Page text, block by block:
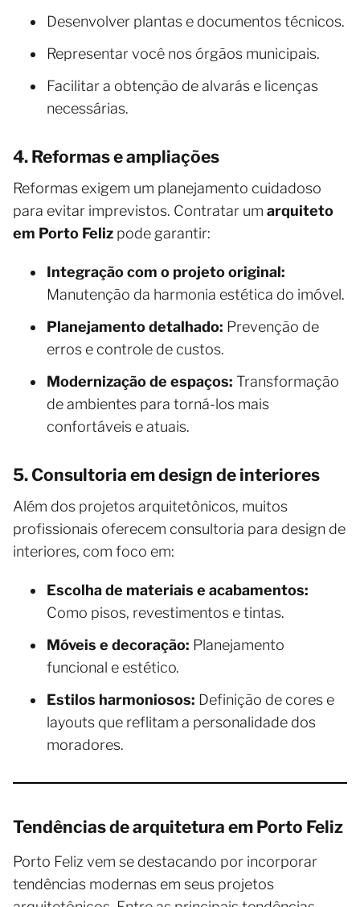
Desenvolver plantas e documentos técnicos.
Representar você nos órgãos municipais.
Facilitar a obtenção de alvarás e licenças
necessárias.
4. Reformas e ampliações
Reformas exigem um planejamento cuidadoso
para evitar imprevistos. Contratar um arquiteto
em Porto Feliz pode garantir:
Integração com o projeto original:
Manutenção da harmonia estética do imóvel.
Planejamento detalhado: Prevenção de
erros e controle de custos.
Modernização de espaços: Transformação
de ambientes para torná-los mais
confortáveis e atuais.
5. Consultoria em design de interiores
Além dos projetos arquitetônicos, muitos
profissionais oferecem consultoria para design de
interiores, com foco em:
Escolha de materiais e acabamentos:
Como pisos, revestimentos e tintas.
Móveis e decoração: Planejamento
funcional e estético.
Estilos harmoniosos: Definição de cores e
layouts que reflitam a personalidade dos
moradores.
Tendências de arquitetura em Porto Feliz
Porto Feliz vem se destacando por incorporar
tendências modernas em seus projetos